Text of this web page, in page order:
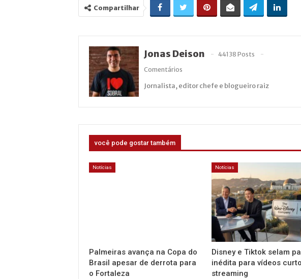
Compartilhar
Jonas Deison
44138 Posts
Comentários
Jornalista, editor chefe e blogueiro raiz
você pode gostar também
Notícias
Palmeiras avança na Copa do
Brasil apesar de derrota para
o Fortaleza
Notícias
Disney e Tiktok selam
inédita para vídeos
streaming